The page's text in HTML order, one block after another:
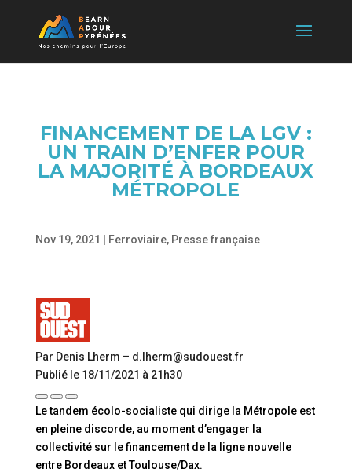
FINANCEMENT DE LA LGV :
UN TRAIN D’ENFER POUR
LA MAJORITÉ À BORDEAUX
MÉTROPOLE
Nov 19, 2021 Ferroviaire, Presse française
Par Denis Lherm – d.lherm@sudouest.fr
Publié le 18/11/2021 à 21h30
Le tandem écolo-socialiste qui dirige la Métropole est
en pleine discorde, au moment d’engager la
collectivité sur le financement de la ligne nouvelle
entre Bordeaux et Toulouse/Dax.